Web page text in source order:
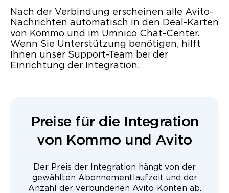
Nach der Verbindung erscheinen alle Avito-
Nachrichten automatisch in den Deal-Karten
von Kommo und im Umnico Chat-Center.
Wenn Sie Unterstützung benötigen, hilft
Ihnen unser Support-Team bei der
Einrichtung der Integration.
Preise für die Integration
von Kommo und Avito
Der Preis der Integration hängt von der
gewählten Abonnementlaufzeit und der
Anzahl der verbundenen Avito-Konten ab.